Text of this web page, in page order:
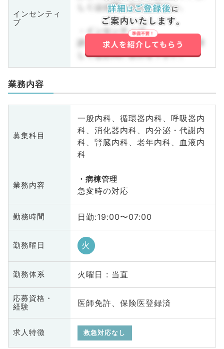
インセンティ
ブ
しくはお問い合わせ下さい。
・インセンティブ
詳しくはお問い合わせ下さい。詳
しくはお問い合わせ下さい。
業務内容
募集科目
一般内科、循環器内科、呼吸器内
科、消化器内科、内分泌・代謝内
科、腎臓内科、老年内科、血液内
科
業務内容
病棟管理
急変時の対応
勤務時間 日勤:19:00〜07:00
勤務曜日 火
勤務体系 火曜日 : 当直
応募資格・
経験
医師免許、保険医登録済
求人特徴 救急対応なし